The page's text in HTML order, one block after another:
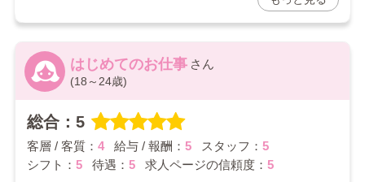
せてくれたりするので大変助かります。今のとこ
ろ無理なく出来てます。
2026/03/13
口コミありがとうございます。
はじめてのお仕事
(18～24歳)
総合：5
客層 / 客質： 4 給与 / 報酬： 5 スタッフ： 5
シフト： 5 待遇： 5 求人ページの信頼度： 5